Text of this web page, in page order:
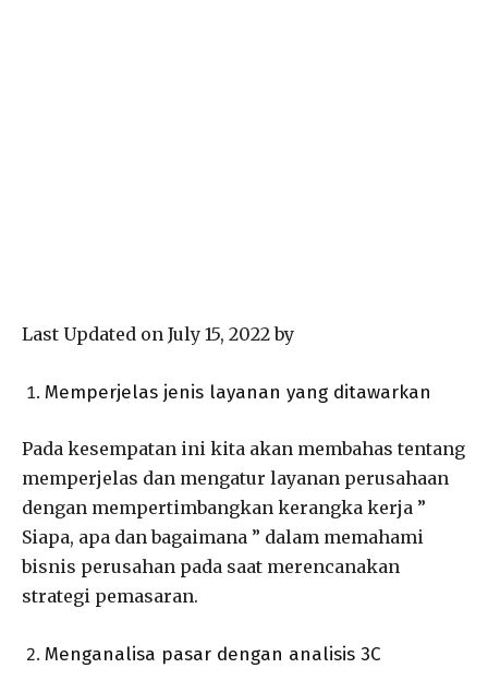
Last Updated on July 15, 2022 by
Memperjelas jenis layanan yang ditawarkan
Pada kesempatan ini kita akan membahas tentang
memperjelas dan mengatur layanan perusahaan
dengan mempertimbangkan kerangka kerja ”
Siapa, apa dan bagaimana ” dalam memahami
bisnis perusahan pada saat merencanakan
strategi pemasaran.
Menganalisa pasar dengan analisis 3C